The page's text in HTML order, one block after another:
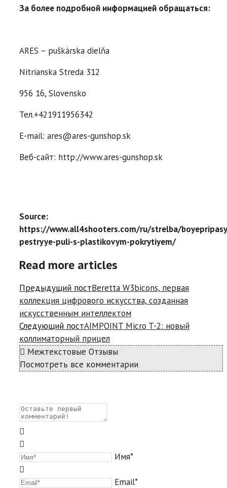
За более подробной информацией обращаться:
ARES – puškárska dielňa
Nitrianska Streda 312
956 16, Slovensko
Тел.+421911956342
E-mail: ares@ares-gunshop.sk
Веб-сайт: http://www.ares-gunshop.sk
Source:
https://www.all4shooters.com/ru/strelba/
pestryye-puli-s-plastikovym-pokrytiyem/
Read more articles
Предыдущий постBeretta W3bicons, первая
коллекция цифрового искусства, созданная
искусственным интеллектом
Следующий постAIMPOINT Micro T-2: новый
коллиматорный прицел
Межтекстовые Отзывы
Посмотреть все комментарии
Имя*
Email*